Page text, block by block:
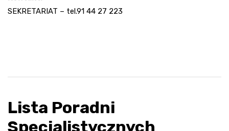
SEKRETARIAT – tel.91 44 27 223
Lista Poradni
Specjalistycznych